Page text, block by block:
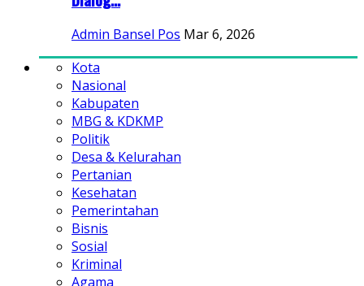
Admin Bansel Pos Mar 6, 2026
Kota
Nasional
Kabupaten
MBG & KDKMP
Politik
Desa & Kelurahan
Pertanian
Kesehatan
Pemerintahan
Bisnis
Sosial
Kriminal
Agama